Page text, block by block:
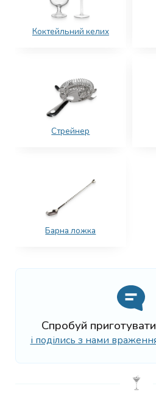
Коктейльний келих
Стрейнер
Барна ложка
Спробуй
і поділись з нами